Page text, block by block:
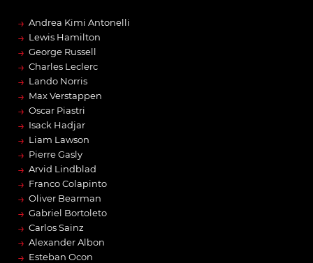
→ Andrea Kimi Antonelli
→ Lewis Hamilton
→ George Russell
→ Charles Leclerc
→ Lando Norris
→ Max Verstappen
→ Oscar Piastri
→ Isack Hadjar
→ Liam Lawson
→ Pierre Gasly
→ Arvid Lindblad
→ Franco Colapinto
→ Oliver Bearman
→ Gabriel Bortoleto
→ Carlos Sainz
→ Alexander Albon
→ Esteban Ocon